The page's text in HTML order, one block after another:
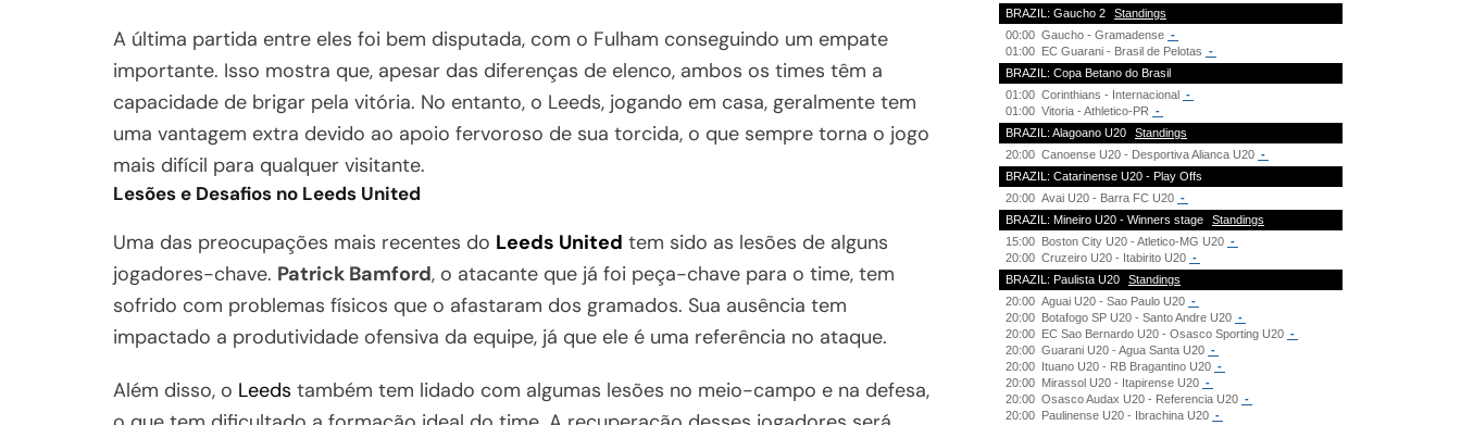
A última partida entre eles foi bem disputada, com o Fulham conseguindo um empate
importante. Isso mostra que, apesar das diferenças de elenco, ambos os times têm a
capacidade de brigar pela vitória. No entanto, o Leeds, jogando em casa, geralmente tem
uma vantagem extra devido ao apoio fervoroso de sua torcida, o que sempre torna o jogo
mais difícil para qualquer visitante.
Lesões e Desafios no Leeds United
Uma das preocupações mais recentes do Leeds United tem sido as lesões de alguns
jogadores-chave. Patrick Bamford, o atacante que já foi peça-chave para o time, tem
sofrido com problemas físicos que o afastaram dos gramados. Sua ausência tem
impactado a produtividade ofensiva da equipe, já que ele é uma referência no ataque.
Além disso, o Leeds também tem lidado com algumas lesões no meio-campo e na defesa,